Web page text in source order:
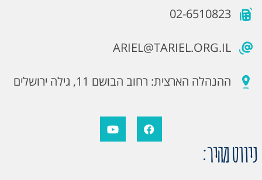
02-6510823
ARIEL@TARIEL.ORG.IL
ההנהלה הארצית: רחוב הבושם 11, גילה ירושלים
ניווט מהיר: